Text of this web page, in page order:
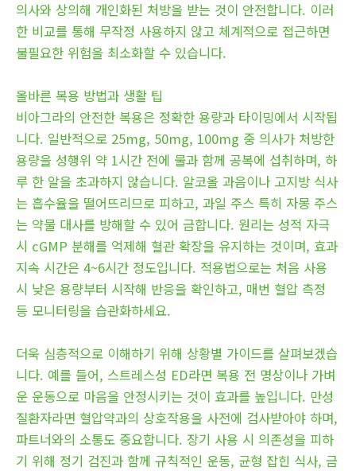
의사와 상의해 개인화된 처방을 받는 것이 안전합니다. 이러
한 비교를 통해 무작정 사용하지 않고 체계적으로 접근하면
불필요한 위험을 최소화할 수 있습니다.
올바른 복용 방법과 생활 팁
비아그라의 안전한 복용은 정확한 용량과 타이밍에서 시작됩
니다. 일반적으로 25mg, 50mg, 100mg 중 의사가 처방한
용량을 성행위 약 1시간 전에 물과 함께 공복에 섭취하며, 하
루 한 알을 초과하지 않습니다. 알코올 과음이나 고지방 식사
는 흡수율을 떨어뜨리므로 피하고, 과일 주스 특히 자몽 주스
는 약물 대사를 방해할 수 있어 금합니다. 원리는 성적 자극
시 cGMP 분해를 억제해 혈관 확장을 유지하는 것이며, 효과
지속 시간은 4~6시간 정도입니다. 적용법으로는 처음 사용
시 낮은 용량부터 시작해 반응을 확인하고, 매번 혈압 측정
등 모니터링을 습관화하세요.
더욱 심층적으로 이해하기 위해 상황별 가이드를 살펴보겠습
니다. 예를 들어, 스트레스성 ED라면 복용 전 명상이나 가벼
운 운동으로 마음을 안정시키는 것이 효과를 높입니다. 만성
질환자라면 혈압약과의 상호작용을 사전에 검사받아야 하며,
파트너와의 소통도 중요합니다. 장기 사용 시 의존성을 피하
기 위해 정기 검진과 함께 규칙적인 운동, 균형 잡힌 식사, 금